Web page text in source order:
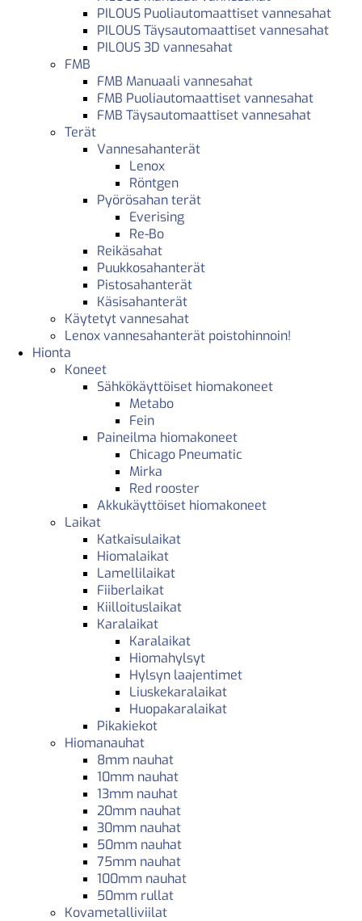
PILOUS Puoliautomaattiset vannesahat
PILOUS Täysautomaattiset vannesahat
PILOUS 3D vannesahat
FMB
FMB Manuaali vannesahat
FMB Puoliautomaattiset vannesahat
FMB Täysautomaattiset vannesahat
Terät
Vannesahanterät
Lenox
Röntgen
Pyörösahan terät
Everising
Re-Bo
Reikäsahat
Puukkosahanterät
Pistosahanterät
Käsisahanterät
Käytetyt vannesahat
Lenox vannesahanterät poistohinnoin!
Hionta
Koneet
Sähkökäyttöiset hiomakoneet
Metabo
Fein
Paineilma hiomakoneet
Chicago Pneumatic
Mirka
Red rooster
Akkukäyttöiset hiomakoneet
Laikat
Katkaisulaikat
Hiomalaikat
Lamellilaikat
Fiiberlaikat
Kiilloituslaikat
Karalaikat
Karalaikat
Hiomahylsyt
Hylsyn laajentimet
Liuskekaralaikat
Huopakaralaikat
Pikakiekot
Hiomanauhat
8mm nauhat
10mm nauhat
13mm nauhat
20mm nauhat
30mm nauhat
50mm nauhat
75mm nauhat
100mm nauhat
50mm rullat
Kovametalliviilat